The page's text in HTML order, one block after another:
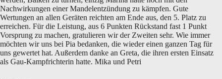
Nachwirkungen einer Mandelentzündung zu kämpfen. Gute
Wertungen an allen Geräten reichten am Ende aus, den 5. Platz zu
erreichen. Für die Leistung, aus 6 Punkten Rückstand fast 1 Punkt
Vorsprung zu machen, gratulieren wir der Zweiten sehr. Wie immer
möchten wir uns bei Pia bedanken, die wieder einen ganzen Tag für
uns gewertet hat. Außerdem danke an Greta, die ihren ersten Einsatz
als Gau-Kampfrichterin hatte. Mika und Petri